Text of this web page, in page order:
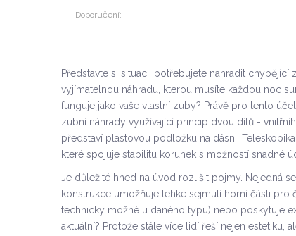
Doporučení:
Představte si situaci: potřebujete nahradit
vyjímatelnou náhradu, kterou musíte každou noc
funguje jako vaše vlastní zuby? Právě pro tento
zubní náhrady využívající princip dvou dílů -
představí plastovou podložku na dásni.
které spojuje stabilitu korunek s možností snadné
Je důležité hned na úvod rozlišit pojmy. Nejedná
konstrukce umožňuje lehké sejmutí horní části
technicky možné u daného typu) nebo poskytuje
aktuální? Protože stále více lidí řeší nejen